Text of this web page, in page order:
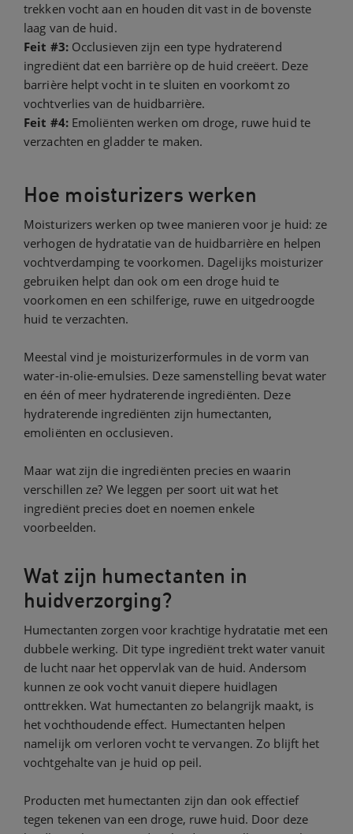
trekken vocht aan en houden dit vast in de bovenste
laag van de huid.
Feit #3:Occlusieven zijn een type hydraterend
ingrediënt dat een barrière op de huid creëert. Deze
barrière helpt vocht in te sluiten en voorkomt zo
vochtverlies van de huidbarrière.
Feit #4:Emoliënten werken om droge, ruwe huid te
verzachten en gladder te maken.
Hoe moisturizers werken
Moisturizers werken op twee manieren voor je huid: ze
verhogen de hydratatie van de huidbarrière en helpen
vochtverdamping te voorkomen. Dagelijks moisturizer
gebruiken helpt dan ook om een droge huid te
voorkomen en een schilferige, ruwe en uitgedroogde
huid te verzachten.
Meestal vind je moisturizerformules in de vorm van
water-in-olie-emulsies. Deze samenstelling bevat water
en één of meer hydraterende ingrediënten. Deze
hydraterende ingrediënten zijn humectanten,
emoliënten en occlusieven.
Maar wat zijn die ingrediënten precies en waarin
verschillen ze? We leggen per soort uit wat het
ingrediënt precies doet en noemen enkele
voorbeelden.
Wat zijn humectanten in
huidverzorging?
Humectanten zorgen voor krachtige hydratatie met een
dubbele werking. Dit type ingrediënt trekt water vanuit
de lucht naar het oppervlak van de huid. Andersom
kunnen ze ook vocht vanuit diepere huidlagen
onttrekken. Wat humectanten zo belangrijk maakt, is
het vochthoudende effect. Humectanten helpen
namelijk om verloren vocht te vervangen. Zo blijft het
vochtgehalte van je huid op peil.
Producten met humectanten zijn dan ook effectief
tegen tekenen van een droge, ruwe huid. Door deze